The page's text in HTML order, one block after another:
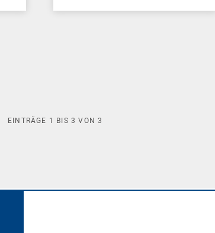
EINTRÄGE 1 BIS3 VON3